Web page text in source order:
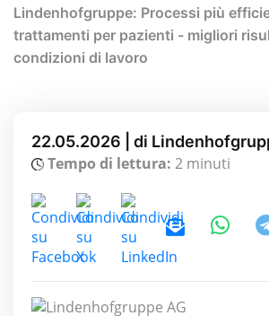
Lindenhofgruppe: Processi più
trattamenti per pazienti - migliori
condizioni di lavoro
22.05.2026 | di
Tempo di lettura: 2 minuti